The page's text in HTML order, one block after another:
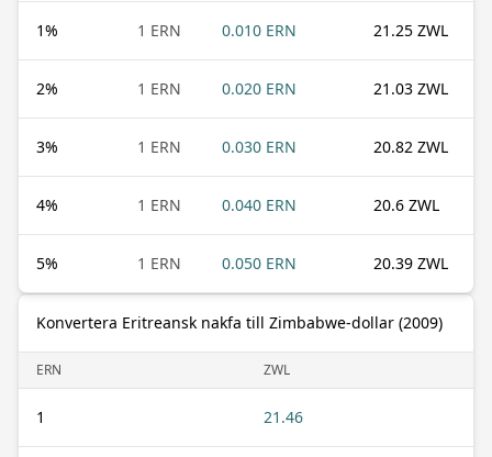
1% 1 ERN 0.010 ERN 21.25 ZWL
2% 1 ERN 0.020 ERN 21.03 ZWL
3% 1 ERN 0.030 ERN 20.82 ZWL
4% 1 ERN 0.040 ERN 20.6 ZWL
5% 1 ERN 0.050 ERN 20.39 ZWL
Konvertera Eritreansk nakfa till Zimbabwe-dollar (2009)
ERN ZWL
1 21.46